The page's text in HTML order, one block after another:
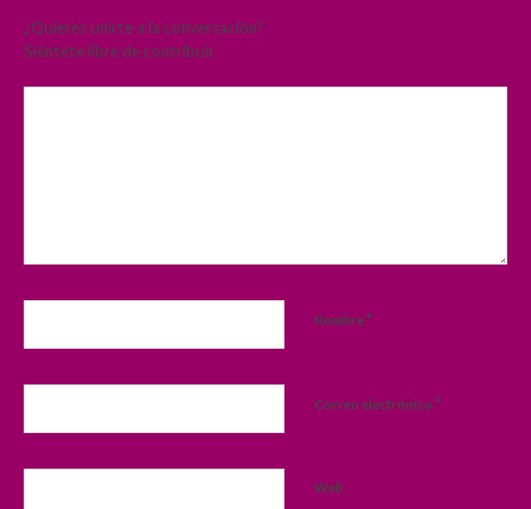
¿Quieres unirte a la conversación?
Siéntete libre de contribuir
Nombre*
Correo electrónico *
Web